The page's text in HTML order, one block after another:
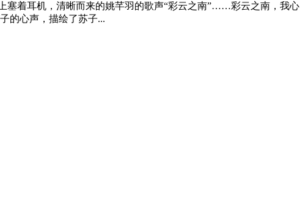
着耳机，清晰而来的姚芊羽的歌声“彩云之南”……彩云之南，我心
的心声，描绘了苏子...